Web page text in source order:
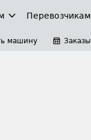
Перевозчикам
машину Заказы